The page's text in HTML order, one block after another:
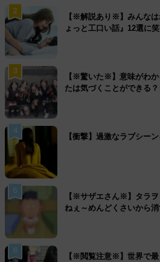
2
【※解説あり※】みんな
ょっと工口い話』12選に
3
【※驚いた※】意味がわ
たは気づくことができる
4
【衝撃】過激なラブシー
5
【※サザエさん※】タラ
ねぇ～めんどくさいから消
6
【※閲覧注意※】世界で最